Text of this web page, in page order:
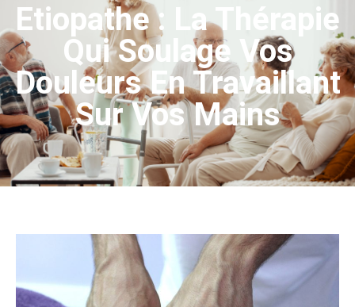
Etiopathe : La Thérapie
Qui Soulage Vos
Douleurs En Travaillant
Sur Vos Mains